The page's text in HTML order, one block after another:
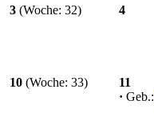
3 (Woche: 32) 4
10 (Woche: 33)
11
· Geb.: